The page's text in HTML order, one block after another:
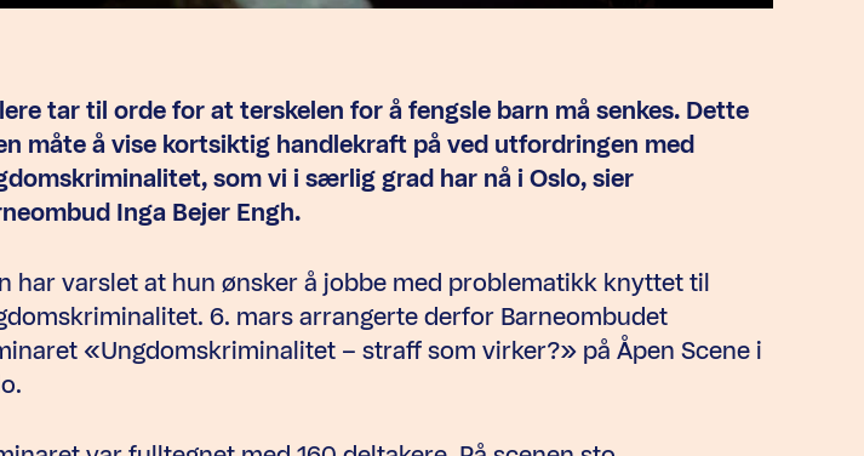
tar til orde for at terskelen for å fengsle barn må senkes. Dette
måte å vise kortsiktig handlekraft på ved utfordringen med
som vi i særlig grad har nå i Oslo, sier
Inga Bejer Engh.
har varslet at hun ønsker å jobbe med problematikk knyttet til
6. mars arrangerte derfor Barneombudet
«Ungdomskriminalitet – straff som virker?» på Åpen Scene i